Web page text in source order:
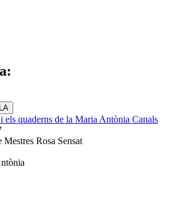
els quaderns de la Maria Antònia Canals
Rosa Sensat